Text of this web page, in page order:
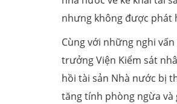
nhưng không được
Cùng với những nghi
trưởng Viện Kiểm sát
hồi tài sản Nhà nước bị
tăng tính phòng ngừa